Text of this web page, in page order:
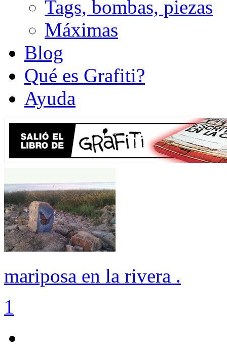
Tags, bombas, piezas
Máximas
Blog
Qué es Grafiti?
Ayuda
mariposa en la rivera .
1